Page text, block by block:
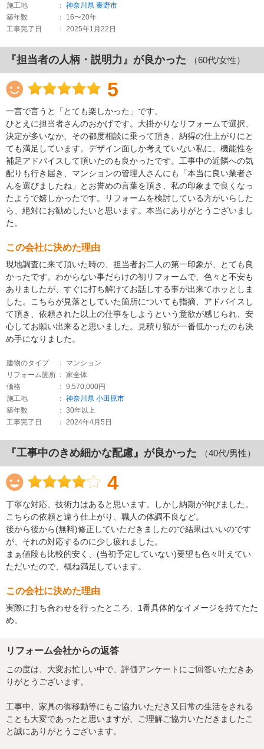
施工地 ： 神奈川県 秦野市
築年数
： 16〜20年
工事完了日
： 2025年1月22日
『担当者の人柄・説明力』が良かった （60代/女性）
5
一言で言うと「とても楽しかった」です。
ひとえに担当者さんのおかげです。大掛かりなリフォームで選択、
決定が多いなか、その都度相談に乗って頂き、納得の仕上がりにと
ても満足しています。デザイン面しか考えていない私に、機能性を
補足アドバイスして頂いたのも良かったです。工事中の近隣への気
配りも行き届き、マンションの管理人さんにも「本当に良い業者さ
んを選びましたね」とお誉めの言葉を頂き、私の印象まで良くなっ
たようで嬉しかったです。リフォームを検討している方がいらした
ら、絶対にお勧めしたいと思います。本当にありがとうございまし
た。
この会社に決めた理由
現地調査に来て頂いた時の、担当者お二人の第一印象が、とても良
かったです。わからない事だらけの初リフォームで、色々と不安も
ありましたが、すぐに打ち解けてお話しする事が出来てホッとしま
した。こちらが見落としていた箇所についても指摘、アドバイスし
て頂き、依頼された以上の仕事をしようという意欲が感じられ、安
心してお願い出来ると思いました。見積り額が一番低かったのも決
め手になりました。
建物のタイプ
： マンション
リフォーム箇所 ： 家全体
価格
： 9,570,000円
施工地
： 神奈川県 小田原市
築年数
： 30年以上
工事完了日
： 2024年4月5日
『工事中のきめ細かな配慮』が良かった （40代/男性）
4
丁寧な対応、技術力はあると思います。しかし納期が伸びました。
こちらの依頼と違う仕上がり、職人の体調不良など。
後から後から(無料)修正していただきましたので結果はいいのです
が、それの対応するのに少し疲れました。
まぁ値段も比較的安く、(当初予定していない)要望も色々叶えてい
ただいたので、概ね満足しています。
この会社に決めた理由
実際に打ち合わせを行ったところ、1番具体的なイメージを持てたた
め。
リフォーム会社からの返答
この度は、大変お忙しい中で、評価アンケートにご回答いただきあ
りがとうございます。
工事中、家具の御移動等にもご協力いただき又日常の生活をされる
ことも大変であったと思いますが、ご理解ご協力いただきましたこ
と誠にありがとうございます。